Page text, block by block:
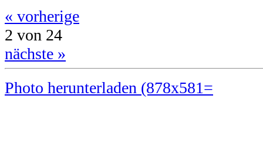
« vorherige
2 von 24
nächste »
Photo herunterladen (878x581=